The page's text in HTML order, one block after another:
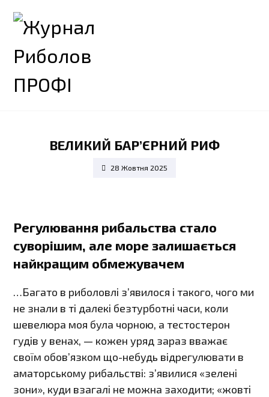
ВЕЛИКИЙ БАР’ЄРНИЙ РИФ
28 Жовтня 2025
Регулювання рибальства стало
суворішим, але море залишається
найкращим обмежувачем
…Багато в риболовлі з’явилося і такого, чого ми
не знали в ті далекі безтурботні часи, коли
шевелюра моя була чорною, а тестостерон
гудів у венах, — кожен уряд зараз вважає
своїм обов’язком що-небудь відрегулювати в
аматорському рибальстві: з’явилися «зелені
зони», куди взагалі не можна заходити; «жовті